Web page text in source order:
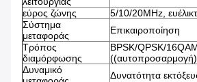
εύρος ζώνης
5/10/20MHz,
Σύστημα
μεταφοράς
Επικαιροποίηση
Τρόπος
διαμόρφωσης
BPSK/QPSK/
((αυτοπροσαρμογή)
Δυναμικό
Δυνατότητα